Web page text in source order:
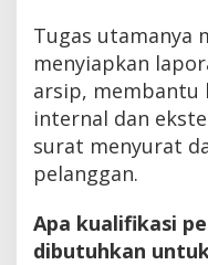
Tugas utamanya
menyiapkan
arsip, membantu
internal dan
surat menyurat
pelanggan.
Apa kualifikasi
dibutuhkan